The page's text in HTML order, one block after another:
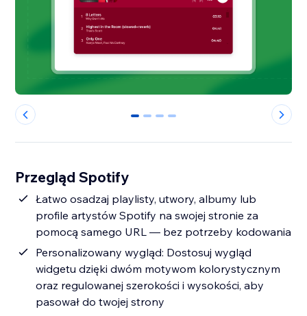
0 1 2 3
Przegląd Spotify
Łatwo osadzaj playlisty, utwory, albumy lub
profile artystów Spotify na swojej stronie za
pomocą samego URL — bez potrzeby kodowania
Personalizowany wygląd: Dostosuj wygląd
widgetu dzięki dwóm motywom kolorystycznym
oraz regulowanej szerokości i wysokości, aby
pasował do twojej strony